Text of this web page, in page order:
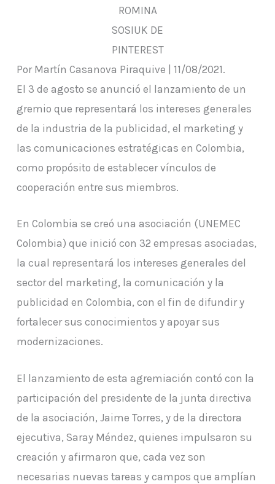
ROMINA
SOSIUK DE
PINTEREST
Por Martín Casanova Piraquive | 11/08/2021.
El 3 de agosto se anunció el lanzamiento de un
gremio que representará los intereses generales
de la industria de la publicidad, el marketing y
las comunicaciones estratégicas en Colombia,
como propósito de establecer vínculos de
cooperación entre sus miembros.
En Colombia se creó una asociación (UNEMEC
Colombia) que inició con 32 empresas asociadas,
la cual representará los intereses generales del
sector del marketing, la comunicación y la
publicidad en Colombia, con el fin de difundir y
fortalecer sus conocimientos y apoyar sus
modernizaciones.
El lanzamiento de esta agremiación contó con la
participación del presidente de la junta directiva
de la asociación, Jaime Torres, y de la directora
ejecutiva, Saray Méndez, quienes impulsaron su
creación y afirmaron que, cada vez son
necesarias nuevas tareas y campos que amplían